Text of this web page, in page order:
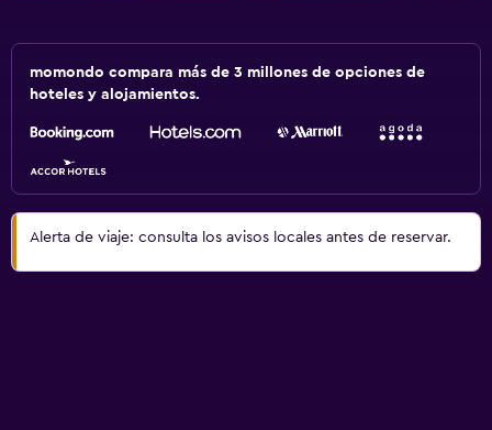
momondo compara más de 3 millones de opciones de
hoteles y alojamientos.
Alerta de viaje: consulta los avisos locales antes de reservar.